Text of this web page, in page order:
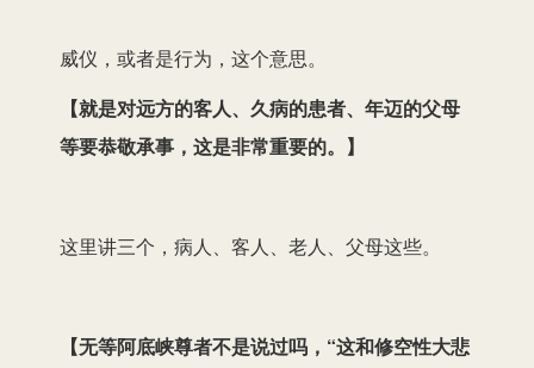
威仪，或者是行为，这个意思。
【就是对远方的客人、久病的患者、年迈的父母
等要恭敬承事，这是非常重要的。 】
这里讲三个，病人、客人、老人、父母这些。
【无等阿底峡尊者不是说过吗，“这和修空性大悲